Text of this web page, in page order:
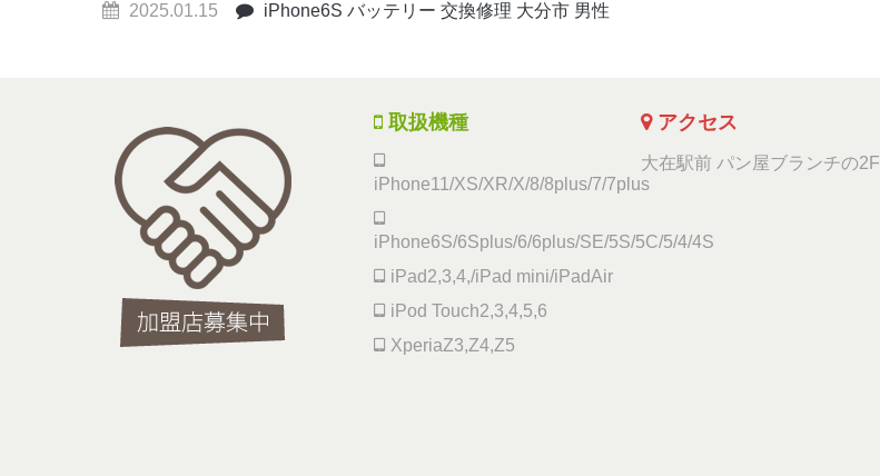
2025.01.15
iPhone6S バッテリー 交換修理 大分市 男性
取扱機種
iPhone11/XS/XR/X/8/8plus/7/7plus
iPhone6S/6Splus/6/6plus/SE/5S/5C/5/4/4S
iPad2,3,4,/iPad mini/iPadAir
iPod Touch2,3,4,5,6
XperiaZ3,Z4,Z5
アクセス
大在駅前 パン屋ブランチの2F